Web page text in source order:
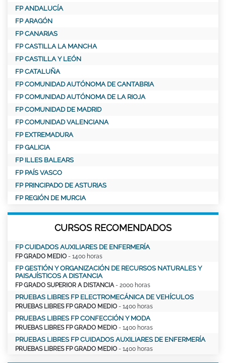
FP ANDALUCÍA
FP ARAGÓN
FP CANARIAS
FP CASTILLA LA MANCHA
FP CASTILLA Y LEÓN
FP CATALUÑA
FP COMUNIDAD AUTÓNOMA DE CANTABRIA
FP COMUNIDAD AUTÓNOMA DE LA RIOJA
FP COMUNIDAD DE MADRID
FP COMUNIDAD VALENCIANA
FP EXTREMADURA
FP GALICIA
FP ILLES BALEARS
FP PAÍS VASCO
FP PRINCIPADO DE ASTURIAS
FP REGIÓN DE MURCIA
CURSOS RECOMENDADOS
FP CUIDADOS AUXILIARES DE ENFERMERÍA
FP GRADO MEDIO - 1400 horas
FP GESTIÓN Y ORGANIZACIÓN DE RECURSOS NATURALES Y
PAISAJÍSTICOS A DISTANCIA
FP GRADO SUPERIOR A DISTANCIA- 2000 horas
PRUEBAS LIBRES FP ELECTROMECÁNICA DE VEHÍCULOS
PRUEBAS LIBRES FP GRADO MEDIO - 1400 horas
PRUEBAS LIBRES FP CONFECCIÓN Y MODA
PRUEBAS LIBRES FP GRADO MEDIO - 1400 horas
PRUEBAS LIBRES FP CUIDADOS AUXILIARES DE ENFERMERÍA
PRUEBAS LIBRES FP GRADO MEDIO - 1400 horas